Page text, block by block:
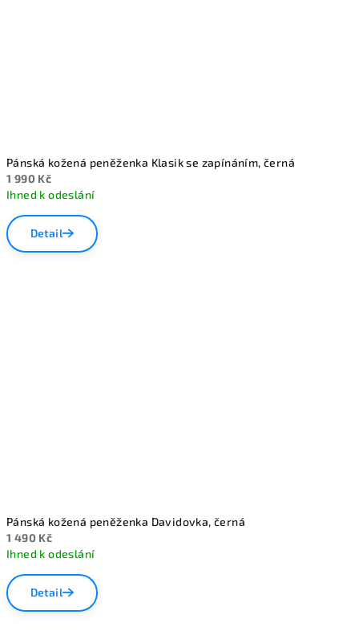
Pánská kožená peněženka Klasik se zapínáním, černá
1 990 Kč
Ihned k odeslání
hodnocení
produktu
Detail
Pánská kožená peněženka Davidovka, černá
1 490 Kč
Ihned k odeslání
Detail